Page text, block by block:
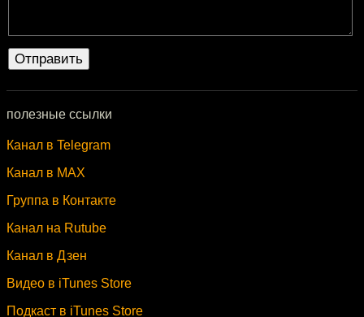
полезные ссылки
Канал в Telegram
Канал в MAX
Группа в Контакте
Канал на Rutube
Канал в Дзен
Видео в iTunes Store
Подкаст в iTunes Store